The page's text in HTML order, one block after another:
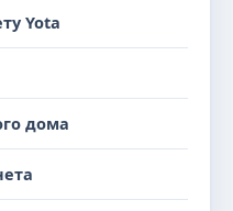
Yota
дома